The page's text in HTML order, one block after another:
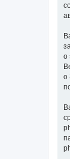
о
о